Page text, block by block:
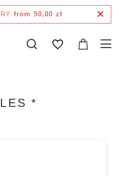
from 50,00 zł
*